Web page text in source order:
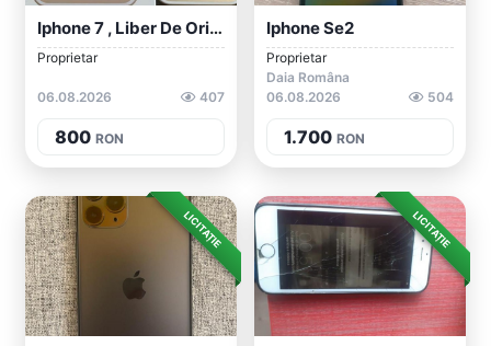
Iphone 7 , Liber De Orice Retea !
Proprietar
06.08.2026 407
800 RON
Iphone Se2
Proprietar
Daia Româna
06.08.2026
504
1.700 RON
LICITAȚIE LICITAȚIE